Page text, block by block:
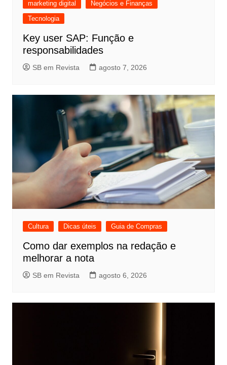
marketing digital
Negócios e Finanças
Tecnologia
Key user SAP: Função e
responsabilidades
SB em Revista agosto 7, 2026
Cultura Dicas úteis Guia de Compras
Como dar exemplos na redação e
melhorar a nota
SB em Revista agosto 6, 2026